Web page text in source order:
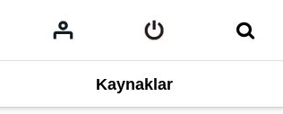
Kaynaklar